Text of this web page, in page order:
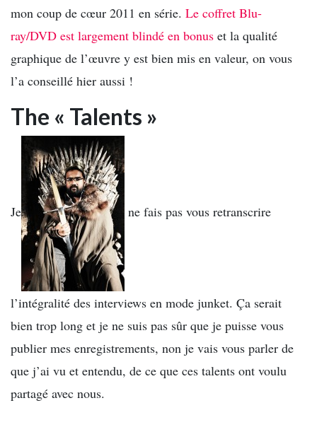
mon coup de cœur 2011 en série. Le coffret Blu-
ray/DVD est largement blindé en bonus et la qualité
graphique de l’œuvre y est bien mis en valeur, on vous
l’a conseillé hier aussi !
The « Talents »
Je ne fais pas vous retranscrire
l’intégralité des interviews en mode junket. Ça serait
bien trop long et je ne suis pas sûr que je puisse vous
publier mes enregistrements, non je vais vous parler de
que j’ai vu et entendu, de ce que ces talents ont voulu
partagé avec nous.